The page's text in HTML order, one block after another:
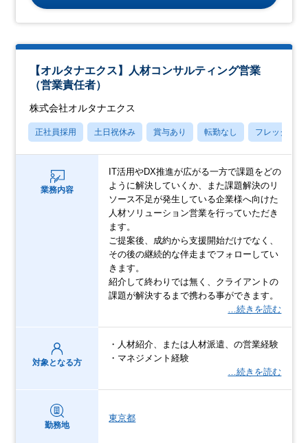
【オルタナエクス】人材コンサルティング営業
（営業責任者）
株式会社オルタナエクス
正社員採用 土日祝休み 賞与あり 転勤なし フレックス
業務内容
IT活用やDX推進が広がる一方で課題をどの
ように解決していくか、また課題解決のリ
ソース不足が発生している企業様へ向けた
人材ソリューション営業を行っていただき
ます。
ご提案後、成約から支援開始だけでなく、
その後の継続的な伴走までフォローしてい
きます。
紹介して終わりでは無く、クライアントの
課題が解決するまで携わる事ができます。
…続きを読む
対象となる方
・人材紹介、または人材派遣、の営業経験
・マネジメント経験
…続きを読む
勤務地
東京都